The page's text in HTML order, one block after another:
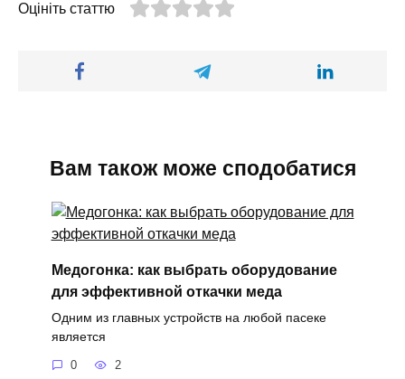
Оцініть статтю
Вам також може сподобатися
Медогонка: как выбрать оборудование
для эффективной откачки меда
Одним из главных устройств на любой пасеке
является
0 2